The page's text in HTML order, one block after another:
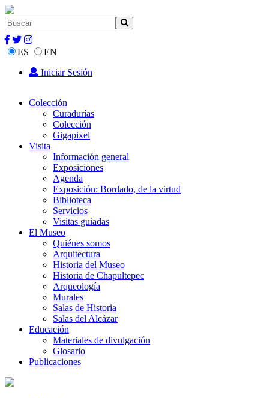
ES
EN
Iniciar Sesión
Colección
Curadurías
Colección
Gigapixel
Visita
Información general
Exposiciones
Agenda
Exposición: Bordado, de la virtud
Biblioteca
Servicios
Visitas guiadas
El Museo
Quiénes somos
Arquitectura
Historia del Museo
Historia de Chapultepec
Arqueología
Murales
Salas de Historia
Salas del Alcázar
Educación
Materiales de divulgación
Glosario
Publicaciones